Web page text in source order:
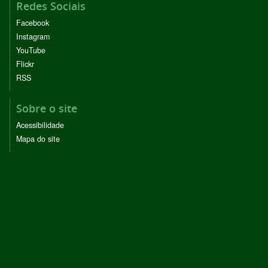
Redes Sociais
Facebook
Instagram
YouTube
Flickr
RSS
Sobre o site
Acessibilidade
Mapa do site